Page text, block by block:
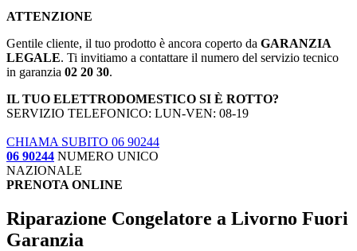
ATTENZIONE
Gentile cliente, il tuo prodotto è ancora coperto da GARANZIA
LEGALE. Ti invitiamo a contattare il numero del servizio tecnico
in garanzia 02 20 30.
IL TUO ELETTRODOMESTICO SI È ROTTO?
SERVIZIO TELEFONICO: LUN-VEN: 08-19
CHIAMA SUBITO 06 90244
06 90244 NUMERO UNICO
NAZIONALE
PRENOTA ONLINE
Riparazione Congelatore a Livorno Fuori
Garanzia